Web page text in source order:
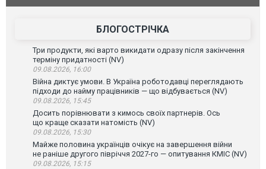
зіркового
БЛОГОСТРІЧКА
Три продукти, які варто викидати одразу після закінчення
терміну придатності (NV)
09.08.2026, 16:00
Війна диктує умови. В Україна роботодавці переглядають
підходи до найму працівників — що відбувається (NV)
09.08.2026, 15:45
Досить порівнювати з кимось своїх партнерів. Ось
що краще сказати натомість (NV)
09.08.2026, 15:30
Майже половина українців очікує на завершення війни
не раніше другого півріччя 2027-го — опитування КМІС (NV)
09.08.2026, 15:15